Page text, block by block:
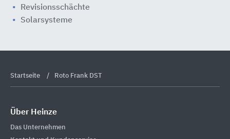
Revisionsschächte
Solarsysteme
Startseite Roto Frank DST
Über Heinze
Das Unternehmen